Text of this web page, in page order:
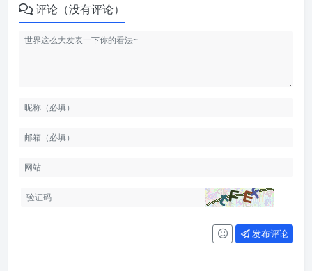
评论（没有评论）
发布评论